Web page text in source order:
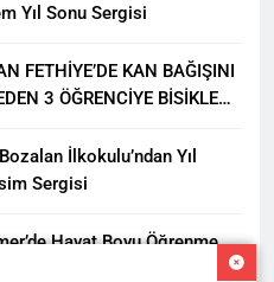
Yıl Sonu Sergisi
FETHİYE’DE KAN BAĞIŞINI
3 ÖĞRENCİYE BİSİKLET
İlkokulu’ndan Yıl
Sergisi
Hayat Boyu Öğrenme
Sergisiyle Başladı